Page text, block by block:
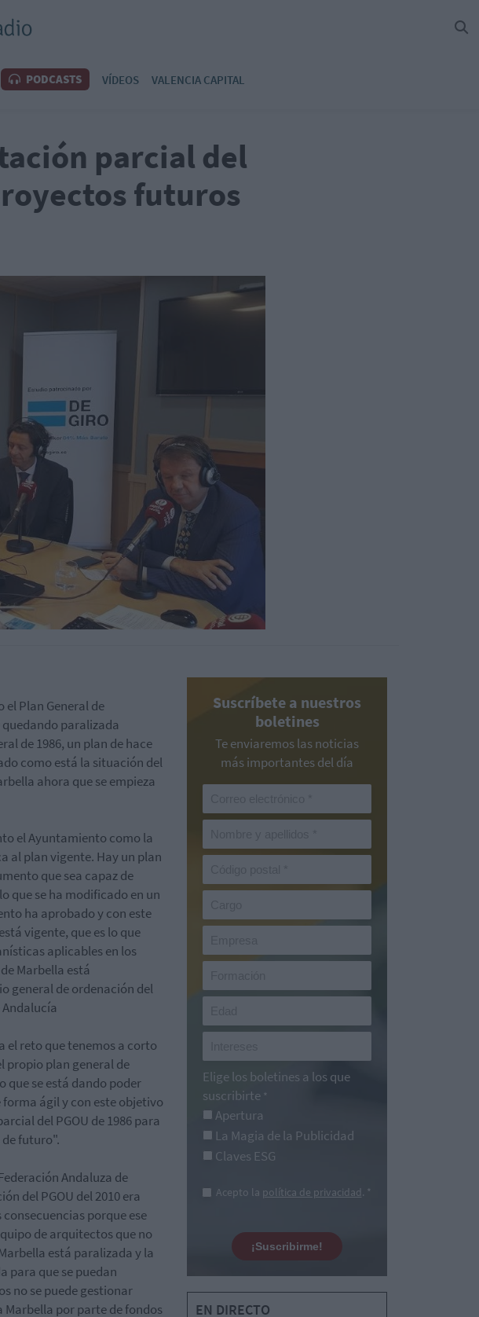
PODCASTS VÍDEOS VALENCIA CAPITAL
parcial del
futuros
el Plan General de
quedando paralizada
de 1986, un plan de hace
como está la situación del
ahora que se empieza
el Ayuntamiento como la
al plan vigente. Hay un plan
que sea capaz de
que se ha modificado en un
ha aprobado y con este
vigente, que es lo que
aplicables en los
Marbella está
general de ordenación del
el reto que tenemos a corto
propio plan general de
que se está dando poder
ágil y con este objetivo
del PGOU de 1986 para
futuro".
Andaluza de
del PGOU del 2010 era
porque ese
de arquitectos que no
está paralizada y la
para que se puedan
no se puede gestionar
Marbella por parte de fondos
Suscríbete a nuestros
boletines
Te enviaremos las noticias
más importantes del día
Elige los boletines a los que
suscribirte *
Apertura
La Magia de la Publicidad
Claves ESG
Acepto la política de privacidad. *
¡Suscribirme!
EN DIRECTO